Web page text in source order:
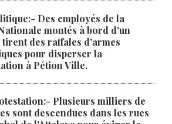
Des employés de la
montés à bord d'un
des raffales d'armes
pour disperser la
à Pétion Ville.
Plusieurs milliers de
sont descendues dans les rues